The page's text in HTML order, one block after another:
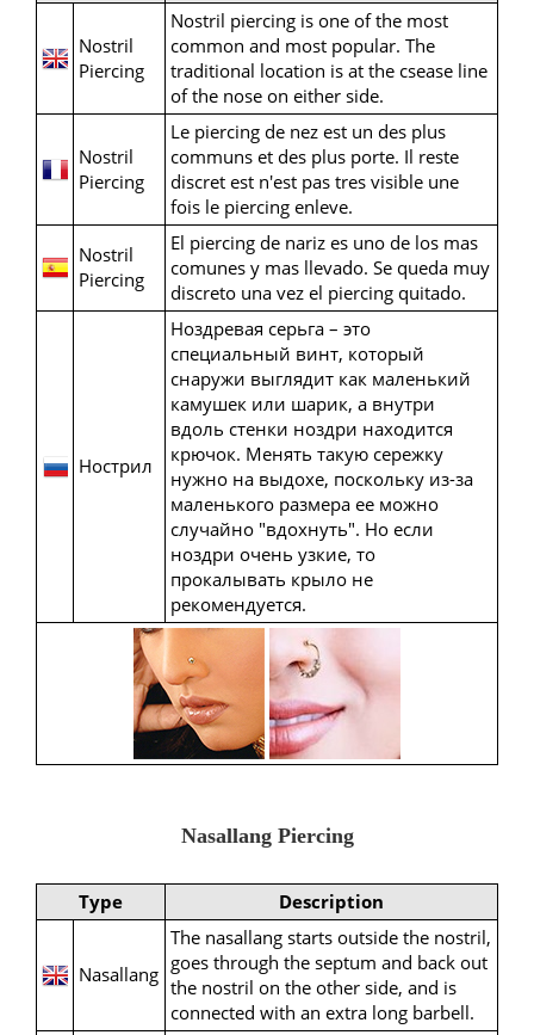
Nostril
Piercing
Nostril piercing is one of the most
common and most popular. The
traditional location is at the csease line
of the nose on either side.
Nostril
Piercing
Le piercing de nez est un des plus
communs et des plus porte. Il reste
discret est n'est pas tres visible une
fois le piercing enleve.
Nostril
Piercing
El piercing de nariz es uno de los mas
comunes y mas llevado. Se queda muy
discreto una vez el piercing quitado.
Нострил
Ноздревая серьга – это
специальный винт, который
снаружи выглядит как маленький
камушек или шарик, а внутри
вдоль стенки ноздри находится
крючок. Менять такую сережку
нужно на выдохе, поскольку из-за
маленького размера ее можно
случайно "вдохнуть". Но если
ноздри очень узкие, то
прокалывать крыло не
рекомендуется.
Nasallang Piercing
Type Description
Nasallang
The nasallang starts outside the nostril,
goes through the septum and back out
the nostril on the other side, and is
connected with an extra long barbell.